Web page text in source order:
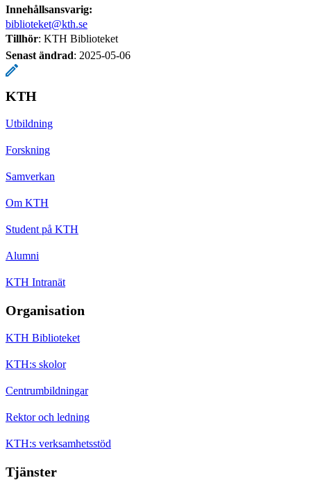
Innehållsansvarig:
biblioteket@kth.se
Tillhör: KTH Biblioteket
Senast ändrad: 2025-05-06
KTH
Utbildning
Forskning
Samverkan
Om KTH
Student på KTH
Alumni
KTH Intranät
Organisation
KTH Biblioteket
KTH:s skolor
Centrumbildningar
Rektor och ledning
KTH:s verksamhetsstöd
Tjänster